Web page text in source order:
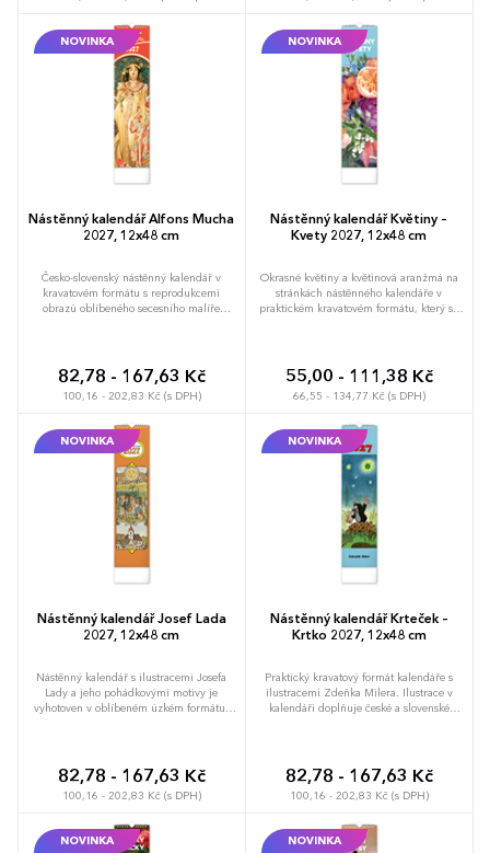
NOVINKA
Nástěnný kalendář Alfons Mucha
2027, 12x48 cm
Česko-slovenský nástěnný kalendář v
kravatovém formátu s reprodukcemi
obrazů oblíbeného secesního malíře
82,78 - 167,63 Kč
100,16 - 202,83 Kč (s DPH)
NOVINKA
Nástěnný kalendář Květiny –
Kvety 2027, 12x48 cm
Okrasné květiny a květinová aranžmá na
stránkách nástěnného kalendáře v
praktickém kravatovém formátu, který se
svátky, památné dny i měsíční fáze. V
každém dni je prostor pro poznámky.
55,00 - 111,38 Kč
66,55 - 134,77 Kč (s DPH)
NOVINKA
Nástěnný kalendář Josef Lada
2027, 12x48 cm
Nástěnný kalendář s ilustracemi Josefa
Lady a jeho pohádkovými motivy je
vyhotoven v oblíbeném úzkém formátu,
jména, svátky, památné dny a měsíční
fáze. Každý den má prostor pro
poznámky, víkendové dny jsou barevně
82,78 - 167,63 Kč
100,16 - 202,83 Kč (s DPH)
NOVINKA
Nástěnný kalendář Krteček –
Krtko 2027, 12x48 cm
Praktický kravatový formát kalendáře s
ilustracemi Zdeňka Milera. Ilustrace v
kalendáři doplňuje české a slovenské
barevně odlišené od pracovních.
82,78 - 167,63 Kč
100,16 - 202,83 Kč (s DPH)
NOVINKA NOVINKA